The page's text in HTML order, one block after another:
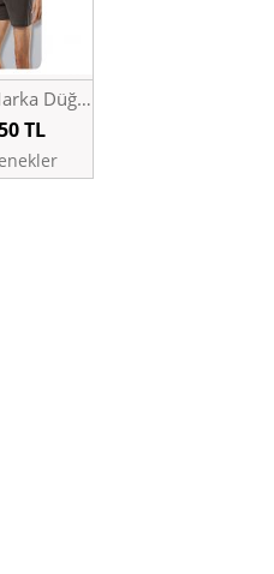
Tutku Marka Düğmeli Erkek Boxer
TL